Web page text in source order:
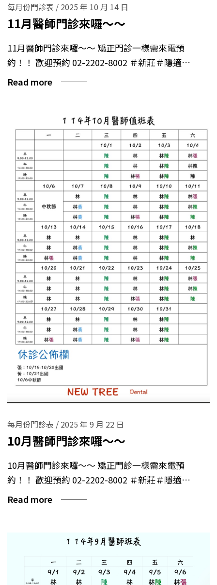
每月份門診表 / 2025 年 10 月 14 日
11月醫師門診來囉～～
11月醫師門診來囉～～ 矯正門診一樣需來電預
約！！ 歡迎預約 02-2202-8002 ＃新莊＃隱適…
Read more
每月份門診表 / 2025 年 9 月 22 日
10月醫師門診來囉～～
10月醫師門診來囉～～ 矯正門診一樣需來電預
約！！ 歡迎預約 02-2202-8002 ＃新莊＃隱適…
Read more